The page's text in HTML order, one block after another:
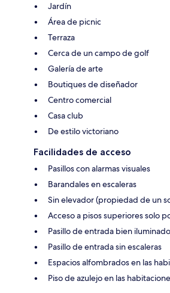
Jardín
Área de picnic
Terraza
Cerca de un campo de golf
Galería de arte
Boutiques de diseñador
Centro comercial
Casa club
De estilo victoriano
Facilidades de acceso
Pasillos con alarmas visuales
Barandales en escaleras
Sin elevador (propiedad de un
Acceso a pisos superiores solo
Pasillo de entrada bien iluminado
Pasillo de entrada sin escaleras
Espacios alfombrados en las
Piso de azulejo en las